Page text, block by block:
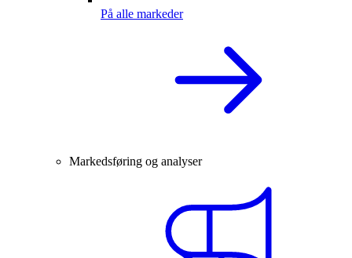
På alle markeder
Markedsføring og analyser